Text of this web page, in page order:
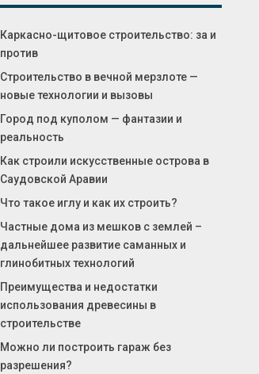
Каркасно-щитовое строительство: за и
против
Строительство в вечной мерзлоте —
новые технологии и вызовы
Город под куполом — фантазии и
реальность
Как строили искусственные острова в
Саудовской Аравии
Что такое иглу и как их строить?
Частные дома из мешков с землей –
дальнейшее развитие саманных и
глинобитных технологий
Преимущества и недостатки
использования древесины в
строительстве
Можно ли построить гараж без
разрешения?